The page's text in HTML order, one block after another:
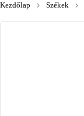
Kezdőlap Székek